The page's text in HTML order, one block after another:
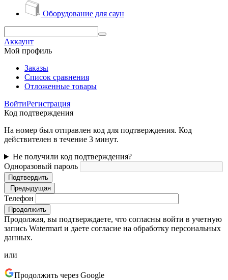
Оборудование для саун
Аккаунт
Мой профиль
Заказы
Список сравнения
Отложенные товары
ВойтиРегистрация
Код подтверждения
На номер был отправлен код для подтверждения. Код
действителен в течение 3 минут.
Не получили код подтверждения?
Одноразовый пароль
Подтвердить
Предыдущая
Телефон
Продолжить
Продолжая, вы подтверждаете, что согласны войти в учетную
запись Watermart и даете согласие на обработку персональных
данных.
или
Продолжить через Google